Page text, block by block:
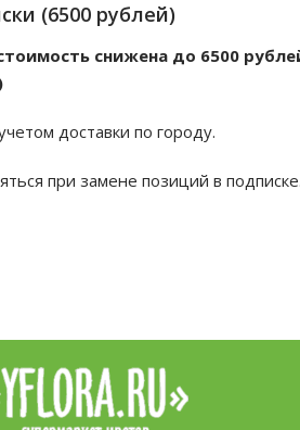
(6500 рублей)
снижена до 6500
доставки по городу.
при замене позиций в